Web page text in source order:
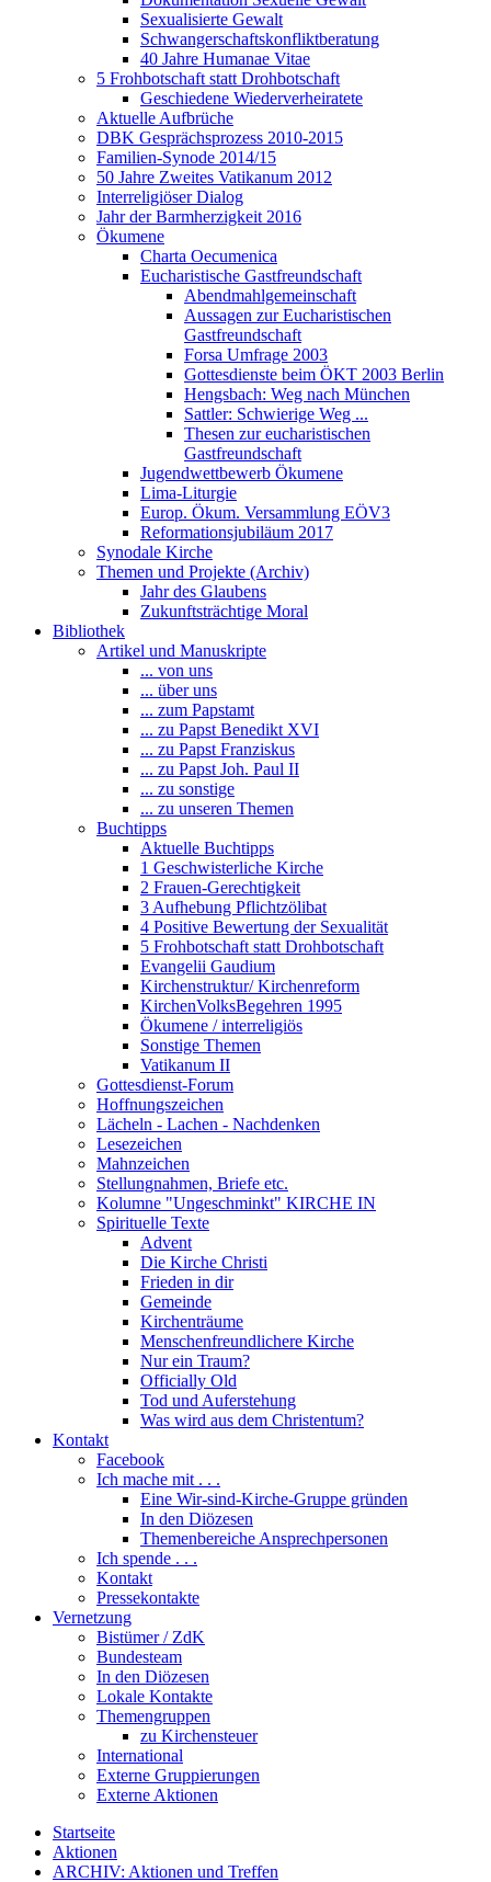
Sexualisierte Gewalt
Schwangerschaftskonfliktberatung
40 Jahre Humanae Vitae
5 Frohbotschaft statt Drohbotschaft
Geschiedene Wiederverheiratete
Aktuelle Aufbrüche
DBK Gesprächsprozess 2010-2015
Familien-Synode 2014/15
50 Jahre Zweites Vatikanum 2012
Interreligiöser Dialog
Jahr der Barmherzigkeit 2016
Ökumene
Charta Oecumenica
Eucharistische Gastfreundschaft
Abendmahlgemeinschaft
Aussagen zur Eucharistischen
Gastfreundschaft
Forsa Umfrage 2003
Gottesdienste beim ÖKT 2003 Berlin
Hengsbach: Weg nach München
Sattler: Schwierige Weg ...
Thesen zur eucharistischen
Gastfreundschaft
Jugendwettbewerb Ökumene
Lima-Liturgie
Europ. Ökum. Versammlung EÖV3
Reformationsjubiläum 2017
Synodale Kirche
Themen und Projekte (Archiv)
Jahr des Glaubens
Zukunftsträchtige Moral
Bibliothek
Artikel und Manuskripte
... von uns
... über uns
... zum Papstamt
... zu Papst Benedikt XVI
... zu Papst Franziskus
... zu Papst Joh. Paul II
... zu sonstige
... zu unseren Themen
Buchtipps
Aktuelle Buchtipps
1 Geschwisterliche Kirche
2 Frauen-Gerechtigkeit
3 Aufhebung Pflichtzölibat
4 Positive Bewertung der Sexualität
5 Frohbotschaft statt Drohbotschaft
Evangelii Gaudium
Kirchenstruktur/ Kirchenreform
KirchenVolksBegehren 1995
Ökumene / interreligiös
Sonstige Themen
Vatikanum II
Gottesdienst-Forum
Hoffnungszeichen
Lächeln - Lachen - Nachdenken
Lesezeichen
Mahnzeichen
Stellungnahmen, Briefe etc.
Kolumne "Ungeschminkt" KIRCHE IN
Spirituelle Texte
Advent
Die Kirche Christi
Frieden in dir
Gemeinde
Kirchenträume
Menschenfreundlichere Kirche
Nur ein Traum?
Officially Old
Tod und Auferstehung
Was wird aus dem Christentum?
Kontakt
Facebook
Ich mache mit . . .
Eine Wir-sind-Kirche-Gruppe gründen
In den Diözesen
Themenbereiche Ansprechpersonen
Ich spende . . .
Kontakt
Pressekontakte
Vernetzung
Bistümer / ZdK
Bundesteam
In den Diözesen
Lokale Kontakte
Themengruppen
zu Kirchensteuer
International
Externe Gruppierungen
Externe Aktionen
Startseite
Aktionen
ARCHIV: Aktionen und Treffen